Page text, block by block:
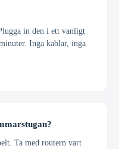
in den i ett vanligt
Inga kablar, inga
Ta med routern vart